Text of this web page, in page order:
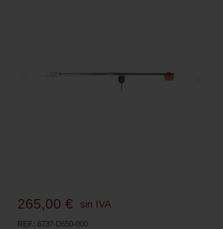
265,00 € sin IVA
REF. 6737-D650-000